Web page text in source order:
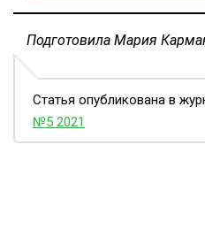
Подготовила Мария
Статья опубликована в
№5 2021